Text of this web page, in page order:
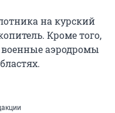
на курский
Кроме того,
военные аэродромы